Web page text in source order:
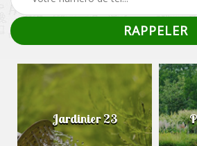
Jardinier 23